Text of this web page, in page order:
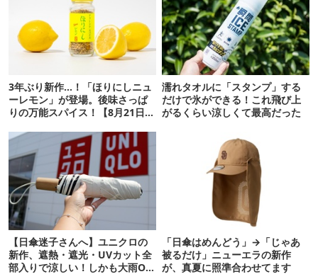
3年ぶり新作…！「ほりにしニュ
ーレモン」が登場。後味さっぱ
りの万能スパイス！【8月21日発
濡れタオルに「スタンプ」する
だけで氷ができる！これ飛び上
がるくらい涼しくて最高だった
【日傘迷子さんへ】ユニクロの
新作、遮熱・遮光・UVカット全
部入りで涼しい！しかも大雨OK
「日傘はめんどう」→「じゃあ
被るだけ」ニューエラの新作
が、真夏に照準合わせてます